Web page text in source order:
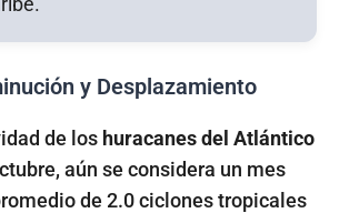
y Desplazamiento
de los huracanes del Atlántico
aún se considera un mes
de 2.0 ciclones tropicales